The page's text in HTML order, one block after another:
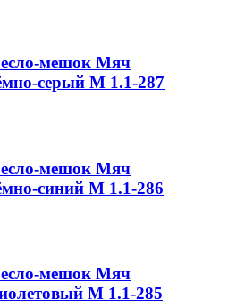
мешок Мяч
серый М 1.1-287
мешок Мяч
синий М 1.1-286
мешок Мяч
М 1.1-285